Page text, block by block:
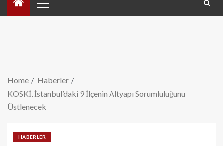
Home
Haberler
KOSKİ, İstanbul’daki 9 İlçenin Altyapı Sorumluluğunu
Üstlenecek
HABERLER